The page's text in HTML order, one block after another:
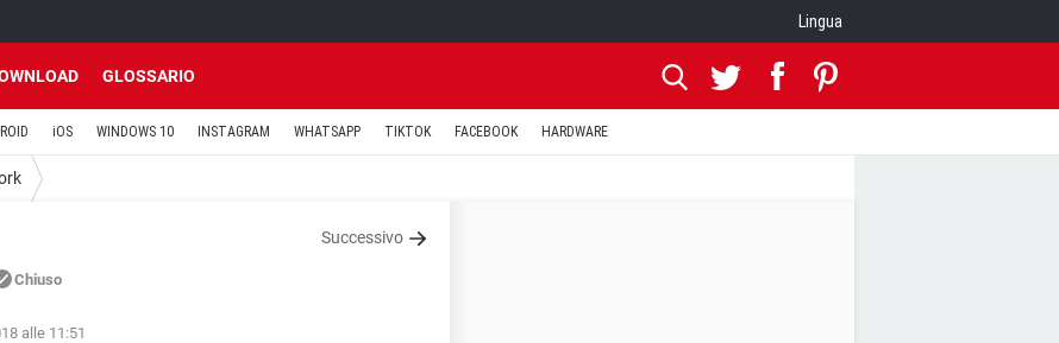
Lingua
GLOSSARIO
iOS WINDOWS 10 INSTAGRAM WHATSAPP TIKTOK FACEBOOK HARDWARE
Successivo
Chiuso
alle 11:51